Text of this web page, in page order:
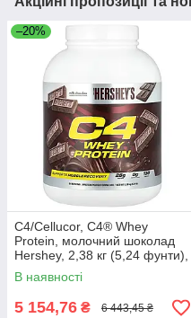
–20%
C4/Cellucor, C4® Whey
Protein, молочний шоколад
Hershey, 2,38 кг (5,24 фунти),
Київ
В наявності
5 154,76 ₴ 6 443,45 ₴